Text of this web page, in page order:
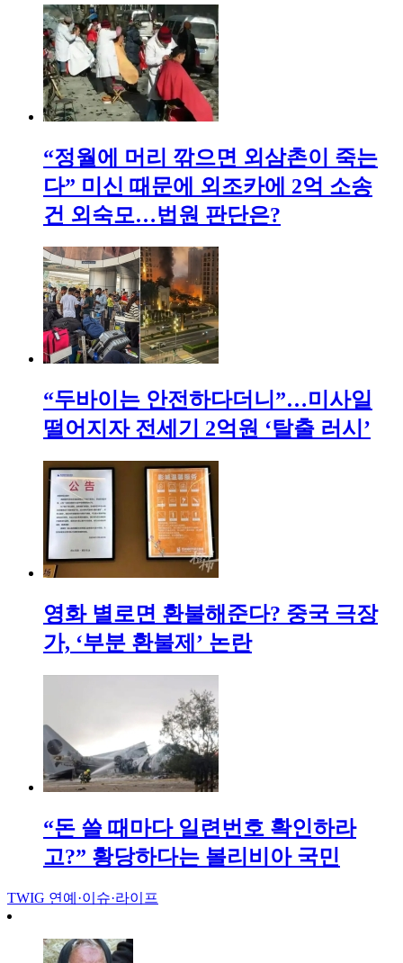
“정월에 머리 깎으면 외삼촌이 죽는
다” 미신 때문에 외조카에 2억 소송
건 외숙모…법원 판단은?
“두바이는 안전하다더니”…미사일
떨어지자 전세기 2억원 ‘탈출 러시’
영화 별로면 환불해준다? 중국 극장
가, ‘부분 환불제’ 논란
“돈 쓸 때마다 일련번호 확인하라
고?” 황당하다는 볼리비아 국민
TWIG 연예·이슈·라이프